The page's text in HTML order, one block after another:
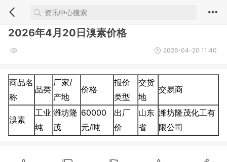
2026年4月20日溴素价格
2026-04-20 11:40
商品名
称
品类
厂家/
产地
价格
报价
类型
交货
地
交易商
溴素
工业
纯
潍坊隆
茂
60000
元/吨
出厂
价
山东
省
潍坊隆茂化工有
限公司